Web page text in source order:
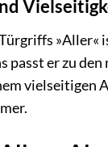
»Aller«
passt er zu
vielseitigen